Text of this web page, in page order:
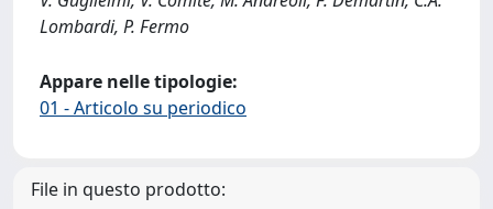
Lombardi, P. Fermo
Appare nelle tipologie:
01 - Articolo su periodico
File in questo prodotto: